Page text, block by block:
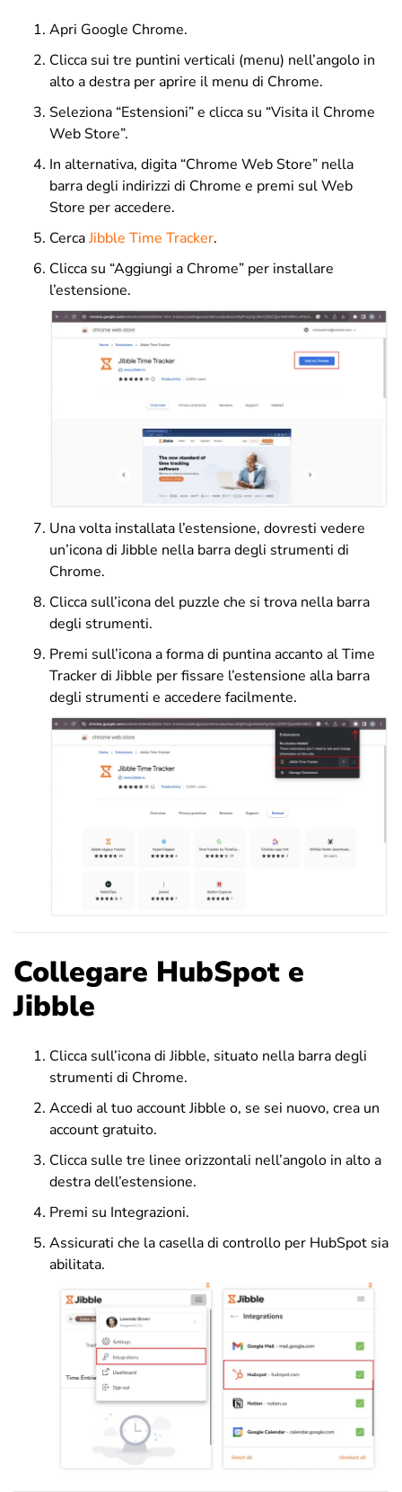
Apri Google Chrome.
Clicca sui tre puntini verticali (menu) nell’angolo in
alto a destra per aprire il menu di Chrome.
Seleziona “Estensioni” e clicca su “Visita il Chrome
Web Store”.
In alternativa, digita “Chrome Web Store” nella
barra degli indirizzi di Chrome e premi sul Web
Store per accedere.
CercaJibble Time Tracker.
Clicca su “Aggiungi a Chrome” per installare
l’estensione.
Una volta installata l’estensione, dovresti vedere
un’icona di Jibble nella barra degli strumenti di
Chrome.
Clicca sull’icona del puzzle che si trova nella barra
degli strumenti.
Premi sull’icona a forma di puntina accanto al Time
Tracker di Jibble per fissare l’estensione alla barra
degli strumenti e accedere facilmente.
Collegare HubSpot e
Jibble
Clicca sull’icona di Jibble, situato nella barra degli
strumenti di Chrome.
Accedi al tuo account Jibble o, se sei nuovo, crea un
account gratuito.
Clicca sulle tre linee orizzontali nell’angolo in alto a
destra dell’estensione.
Premi su Integrazioni.
Assicurati che la casella di controllo per HubSpot sia
abilitata.